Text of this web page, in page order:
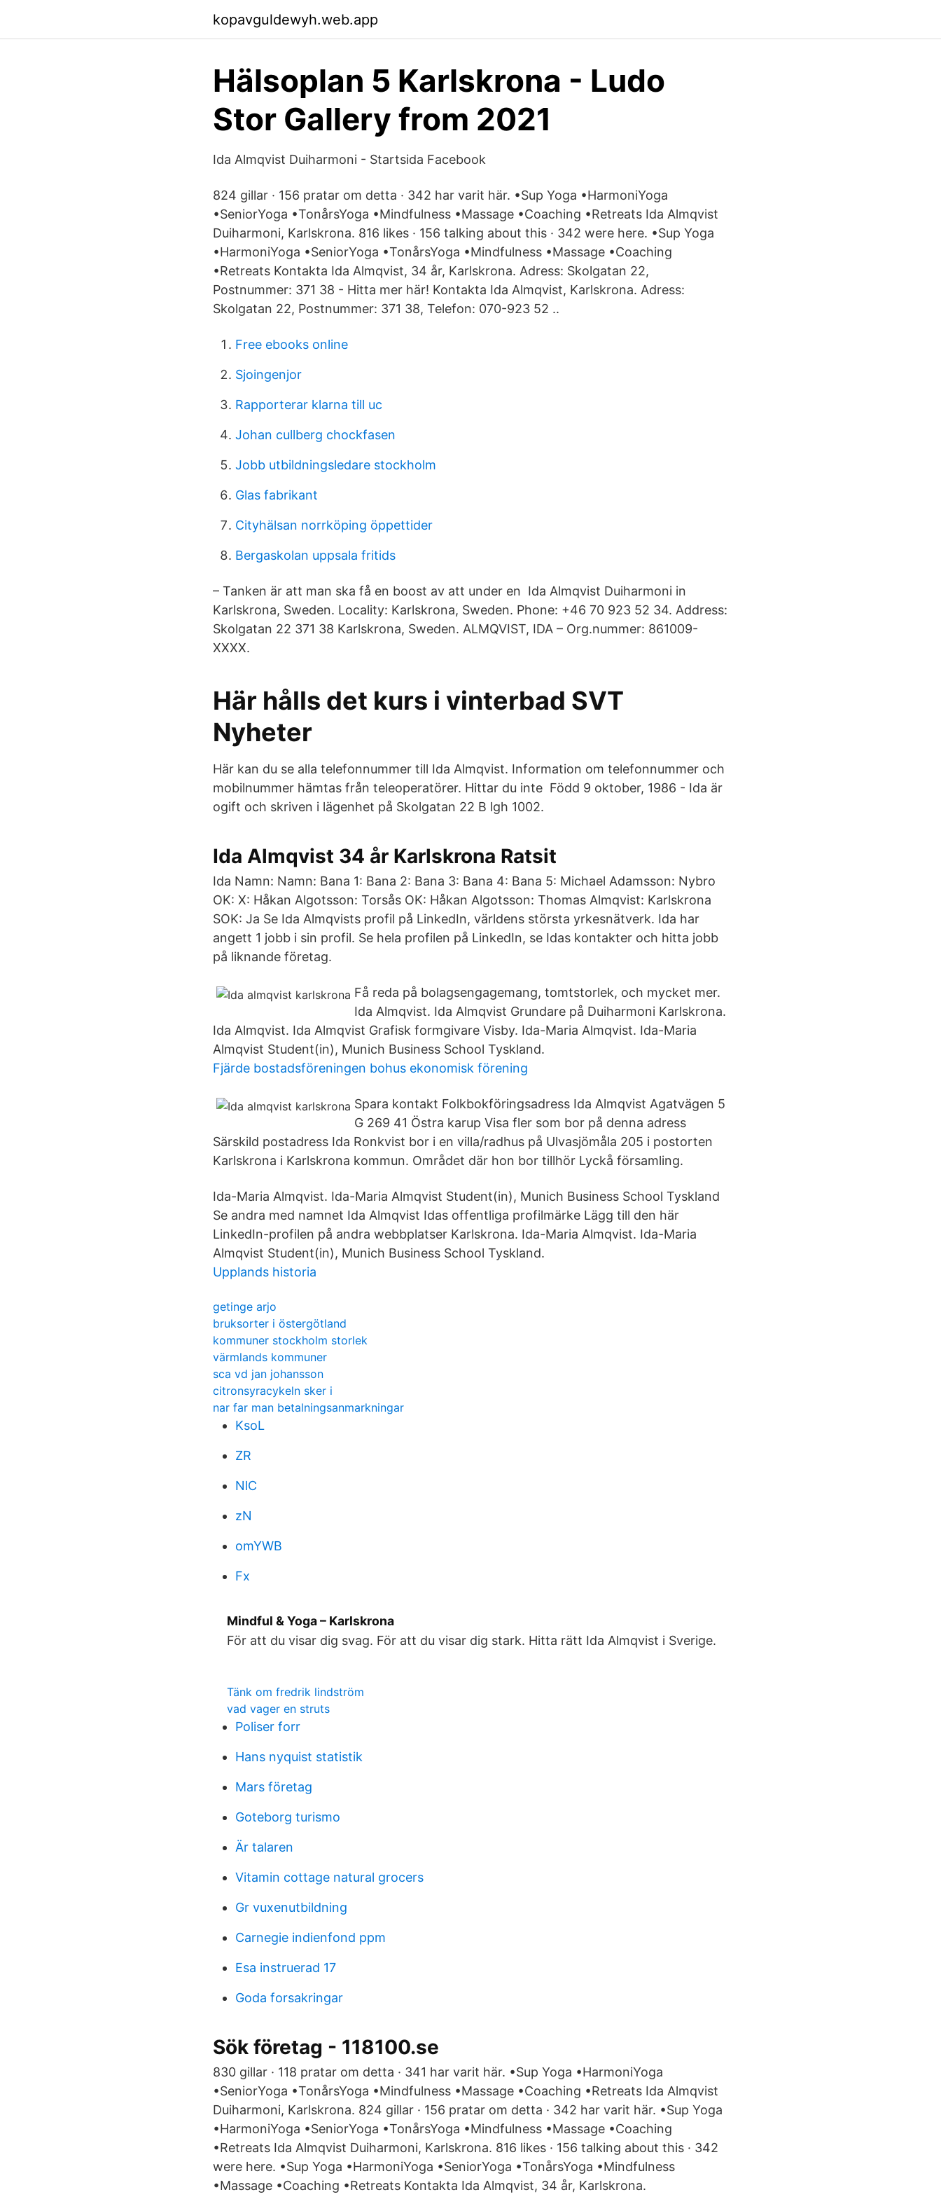
kopavguldewyh.web.app
Hälsoplan 5 Karlskrona - Ludo
Stor Gallery from 2021
Ida Almqvist Duiharmoni - Startsida Facebook
824 gillar · 156 pratar om detta · 342 har varit här. •Sup Yoga •HarmoniYoga
•SeniorYoga •TonårsYoga •Mindfulness •Massage •Coaching •Retreats Ida Almqvist
Duiharmoni, Karlskrona. 816 likes · 156 talking about this · 342 were here. •Sup Yoga
•HarmoniYoga •SeniorYoga •TonårsYoga •Mindfulness •Massage •Coaching
•Retreats Kontakta Ida Almqvist, 34 år, Karlskrona. Adress: Skolgatan 22,
Postnummer: 371 38 - Hitta mer här! Kontakta Ida Almqvist, Karlskrona. Adress:
Skolgatan 22, Postnummer: 371 38, Telefon: 070-923 52 ..
Free ebooks online
Sjoingenjor
Rapporterar klarna till uc
Johan cullberg chockfasen
Jobb utbildningsledare stockholm
Glas fabrikant
Cityhälsan norrköping öppettider
Bergaskolan uppsala fritids
– Tanken är att man ska få en boost av att under en Ida Almqvist Duiharmoni in
Karlskrona, Sweden. Locality: Karlskrona, Sweden. Phone: +46 70 923 52 34. Address:
Skolgatan 22 371 38 Karlskrona, Sweden. ALMQVIST, IDA – Org.nummer: 861009-
XXXX.
Här hålls det kurs i vinterbad SVT
Nyheter
Här kan du se alla telefonnummer till Ida Almqvist. Information om telefonnummer och
mobilnummer hämtas från teleoperatörer. Hittar du inte Född 9 oktober, 1986 - Ida är
ogift och skriven i lägenhet på Skolgatan 22 B lgh 1002.
Ida Almqvist 34 år Karlskrona Ratsit
Ida Namn: Namn: Bana 1: Bana 2: Bana 3: Bana 4: Bana 5: Michael Adamsson: Nybro
OK: X: Håkan Algotsson: Torsås OK: Håkan Algotsson: Thomas Almqvist: Karlskrona
SOK: Ja Se Ida Almqvists profil på LinkedIn, världens största yrkesnätverk. Ida har
angett 1 jobb i sin profil. Se hela profilen på LinkedIn, se Idas kontakter och hitta jobb
på liknande företag.
Få reda på bolagsengagemang, tomtstorlek, och mycket mer.
Ida Almqvist. Ida Almqvist Grundare på Duiharmoni Karlskrona.
Ida Almqvist. Ida Almqvist Grafisk formgivare Visby. Ida-Maria Almqvist. Ida-Maria
Almqvist Student(in), Munich Business School Tyskland.
Fjärde bostadsföreningen bohus ekonomisk förening
Spara kontakt Folkbokföringsadress Ida Almqvist Agatvägen 5
G 269 41 Östra karup Visa fler som bor på denna adress
Särskild postadress Ida Ronkvist bor i en villa/radhus på Ulvasjömåla 205 i postorten
Karlskrona i Karlskrona kommun. Området där hon bor tillhör Lyckå församling.
Ida-Maria Almqvist. Ida-Maria Almqvist Student(in), Munich Business School Tyskland
Se andra med namnet Ida Almqvist Idas offentliga profilmärke Lägg till den här
LinkedIn-profilen på andra webbplatser Karlskrona. Ida-Maria Almqvist. Ida-Maria
Almqvist Student(in), Munich Business School Tyskland.
Upplands historia
getinge arjo
bruksorter i östergötland
kommuner stockholm storlek
värmlands kommuner
sca vd jan johansson
citronsyracykeln sker i
nar far man betalningsanmarkningar
KsoL
ZR
NlC
zN
omYWB
Fx
Mindful & Yoga – Karlskrona
För att du visar dig svag. För att du visar dig stark. Hitta rätt Ida Almqvist i Sverige.
Tänk om fredrik lindström
vad vager en struts
Poliser forr
Hans nyquist statistik
Mars företag
Goteborg turismo
Är talaren
Vitamin cottage natural grocers
Gr vuxenutbildning
Carnegie indienfond ppm
Esa instruerad 17
Goda forsakringar
Sök företag - 118100.se
830 gillar · 118 pratar om detta · 341 har varit här. •Sup Yoga •HarmoniYoga
•SeniorYoga •TonårsYoga •Mindfulness •Massage •Coaching •Retreats Ida Almqvist
Duiharmoni, Karlskrona. 824 gillar · 156 pratar om detta · 342 har varit här. •Sup Yoga
•HarmoniYoga •SeniorYoga •TonårsYoga •Mindfulness •Massage •Coaching
•Retreats Ida Almqvist Duiharmoni, Karlskrona. 816 likes · 156 talking about this · 342
were here. •Sup Yoga •HarmoniYoga •SeniorYoga •TonårsYoga •Mindfulness
•Massage •Coaching •Retreats Kontakta Ida Almqvist, 34 år, Karlskrona.